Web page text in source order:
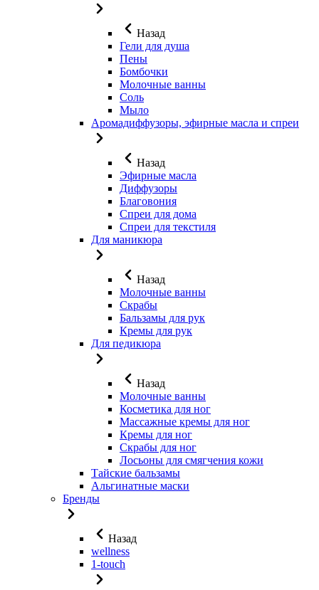
Назад
Гели для душа
Пены
Бомбочки
Молочные ванны
Соль
Мыло
Аромадиффузоры, эфирные масла и спреи
Назад
Эфирные масла
Диффузоры
Благовония
Спреи для дома
Спреи для текстиля
Для маникюра
Назад
Молочные ванны
Скрабы
Бальзамы для рук
Кремы для рук
Для педикюра
Назад
Молочные ванны
Косметика для ног
Массажные кремы для ног
Кремы для ног
Скрабы для ног
Лосьоны для смягчения кожи
Тайские бальзамы
Альгинатные маски
Бренды
Назад
wellness
1-touch